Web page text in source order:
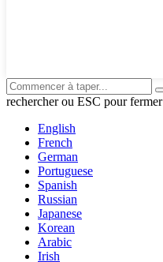
rechercher ou ESC pour fermer
English
French
German
Portuguese
Spanish
Russian
Japanese
Korean
Arabic
Irish